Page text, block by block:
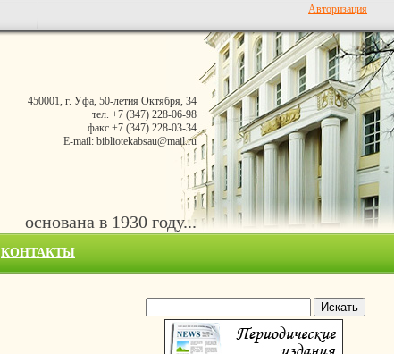
Авторизация
450001, г. Уфа, 50-летия Октября, 34
тел. +7 (347) 228-06-98
факс +7 (347) 228-03-34
E-mail: bibliotekabsau@mail.ru
основана в 1930 году...
КОНТАКТЫ